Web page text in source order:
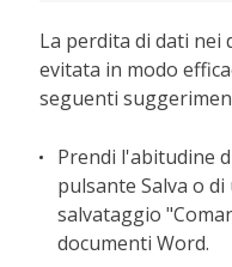
La perdita di dati nei
evitata in modo
seguenti
Prendi l'abitudine
pulsante Salva o
salvataggio
documenti Word.